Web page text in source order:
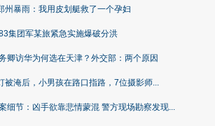
州暴雨：我用皮划艇救了一个孕妇
集团军某旅紧急实施爆破分洪
卿访华为何选在天津？外交部：两个原因
被淹后，小男孩在路口指路，7位摄影师...
细节：凶手欲靠悲情蒙混 警方现场勘察发现...